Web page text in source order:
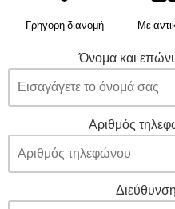
Γρηγορη διανομή Με
Όνομα και
Αριθμός